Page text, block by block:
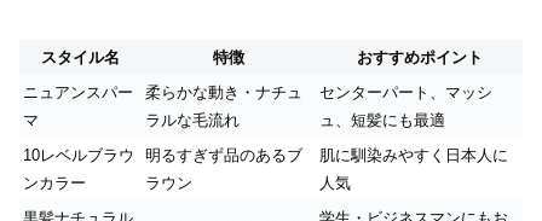
スタイル名 特徴
おすすめポイント
ニュアンスパー
マ
柔らかな動き・ナチュ
ラルな毛流れ
センターパート、マッシ
ュ、短髪にも最適
10レベルブラウ
ンカラー
明るすぎず品のあるブ
ラウン
肌に馴染みやすく日本人に
人気